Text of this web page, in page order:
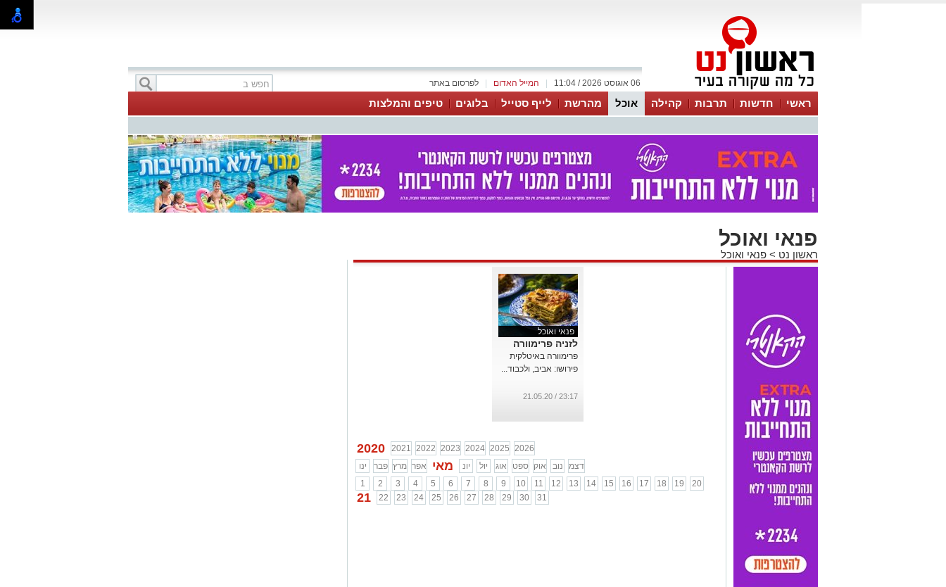
לפרסום באתר המייל האדום 06 אוגוסט 2026 / 11:04
ראשי חדשות תרבות קהילה אוכל מהרשת לייף סטייל בלוגים טיפים והמלצות
פנאי ואוכל
ראשון נט > פנאי ואוכל
פנאי ואוכל
לזניה פרימוורה
פרימוורה באיטלקית
פירושו: אביב, ולכבוד...
23:17 / 21.05.20
2020 2021 2022 2023 2024 2025 2026
ינו
פבר מרץ אפר מאי יונ יול אוג ספט אוק נוב
דצמ
1
2 3 4 5 6 7 8 9 10 11 12 13 14 15 16 17 18 19 20
21 22 23 24 25 26 27 28 29 30 31